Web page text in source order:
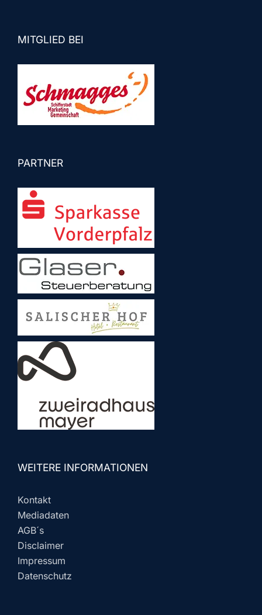
MITGLIED BEI
PARTNER
WEITERE INFORMATIONEN
Kontakt
Mediadaten
AGB´s
Disclaimer
Impressum
Datenschutz